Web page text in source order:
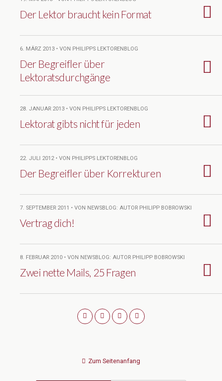
Der Lektor braucht kein Format
6. MÄRZ 2013 • VON PHILIPPS LEKTORENBLOG
Der Begreifler über
Lektoratsdurchgänge
28. JANUAR 2013 • VON PHILIPPS LEKTORENBLOG
Lektorat gibts nicht für jeden
22. JULI 2012 • VON PHILIPPS LEKTORENBLOG
Der Begreifler über Korrekturen
7. SEPTEMBER 2011 • VON NEWSBLOG: AUTOR PHILIPP BOBROWSKI
Vertrag dich!
8. FEBRUAR 2010 • VON NEWSBLOG: AUTOR PHILIPP BOBROWSKI
Zwei nette Mails, 25 Fragen
Zum Seitenanfang